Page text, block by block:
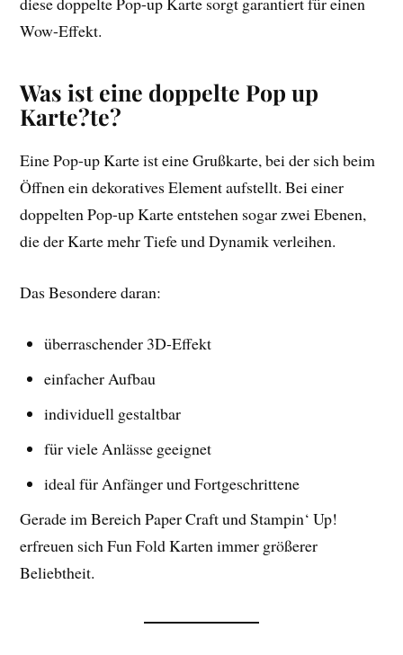
Wow-Effekt.
Was ist eine doppelte Pop up
Karte?te?
Eine Pop-up Karte ist eine Grußkarte, bei der sich beim
Öffnen ein dekoratives Element aufstellt. Bei einer
doppelten Pop-up Karte entstehen sogar zwei Ebenen,
die der Karte mehr Tiefe und Dynamik verleihen.
Das Besondere daran:
überraschender 3D-Effekt
einfacher Aufbau
individuell gestaltbar
für viele Anlässe geeignet
ideal für Anfänger und Fortgeschrittene
Gerade im Bereich Paper Craft und Stampin‘ Up!
erfreuen sich Fun Fold Karten immer größerer
Beliebtheit.